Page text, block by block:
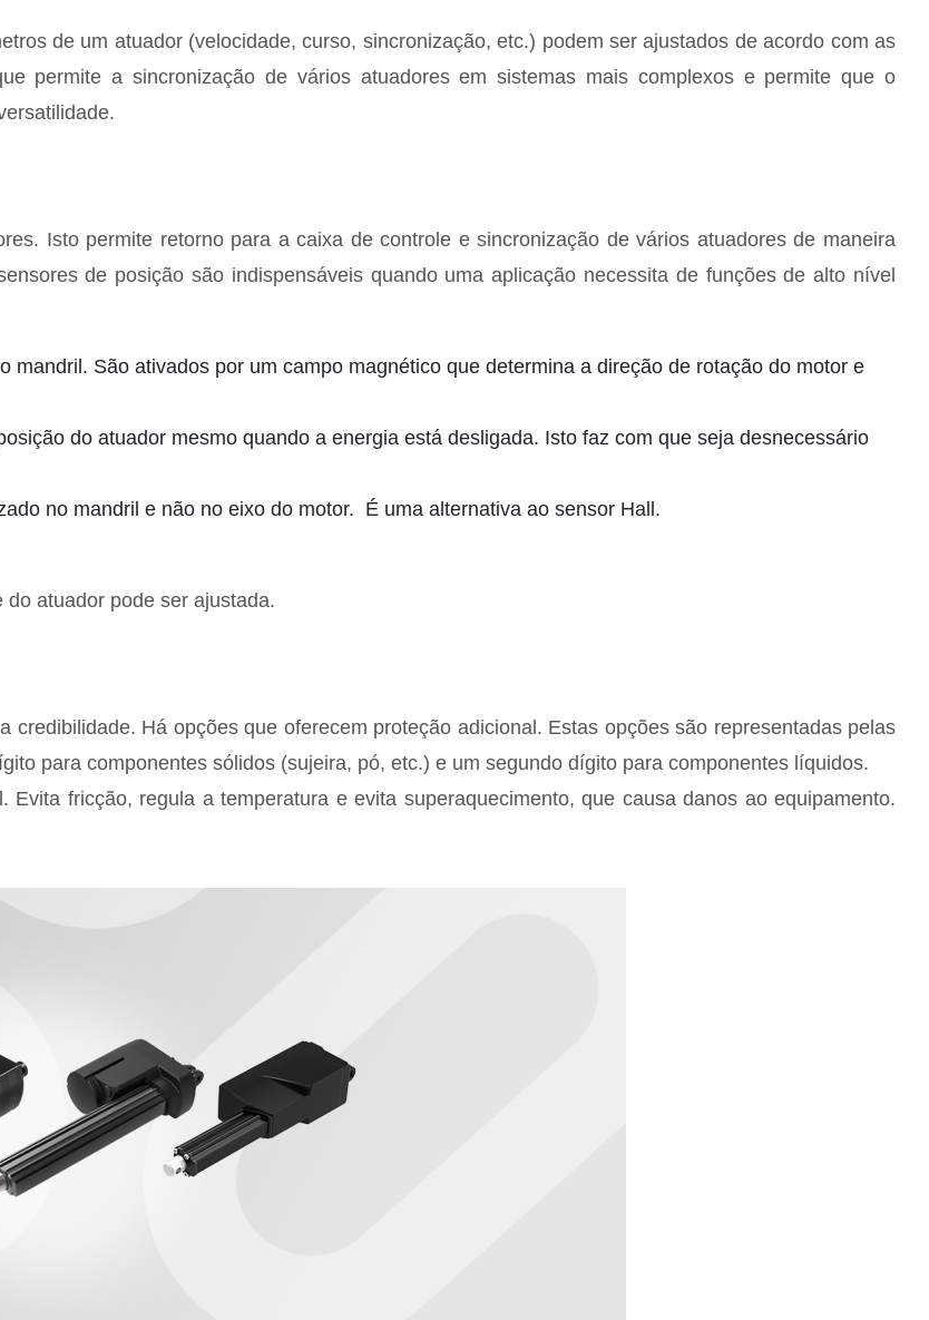
de um atuador (velocidade, curso, sincronização, etc.) podem ser ajustados de acordo com as
permite a sincronização de vários atuadores em sistemas mais complexos e permite que o
Isto permite retorno para a caixa de controle e sincronização de vários atuadores de maneira
de posição são indispensáveis quando uma aplicação necessita de funções de alto nível
mandril. São ativados por um campo magnético que determina a direção de rotação do motor e
do atuador mesmo quando a energia está desligada. Isto faz com que seja desnecessário
no mandril e não no eixo do motor. É uma alternativa ao sensor Hall.
atuador pode ser ajustada.
Há opções que oferecem proteção adicional. Estas opções são representadas pelas
para componentes sólidos (sujeira, pó, etc.) e um segundo dígito para componentes líquidos.
fricção, regula a temperatura e evita superaquecimento, que causa danos ao equipamento.